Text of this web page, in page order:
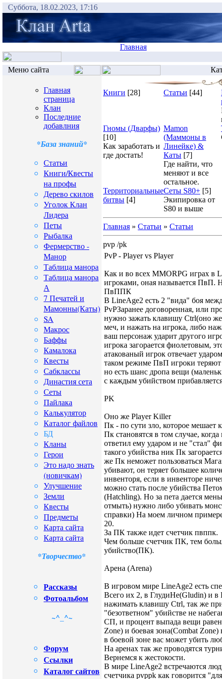
Суббота, 18.02.2023, 17:16
Главная
Меню сайта
Главная
страница
Клан
Последние
добавлния
*База знаний*
Статьи
Книги/Квесты
на профы
Дерево скилов
Уголок Клан
Лидера
Петы
Рыбалка
Фермерство -
Манор
Таблица манора
Таблица манора
А
7 Печатей и
Мамонны(Каты)
SA
Макрос
Баффы
Камалока
Квесты
Сабклассы
Династия сета
Сеты
Пайлака
Калькулятор
Каталог файлов
БД
Кланы
Герои
Это надо знать
(новичкам)
Улучшение
Земли
Квесты
Предметы
Карта сайта
Карта сайта
*Творчество*
Рассказы
Фотоальбом
~^_^~
Форум
Сcылки
Каталог сайтов
Книги [28] Статьи [44]
Гномы (Дварфы)
[10]
Как заработать и
где достать!
Mamon
(Маммоны в
Линейке) &
Каты [7]
Где найти, что
меняют и все
остальное.
Территориальные
битвы [4]
Сеты S80+ [5]
Экипировка от
S80 и выше
Главная » Статьи » Статьи
pvp /pk
PvP - Player vs Player
Как и во всех MMORPG играх в
игроками, оная называется ПвП.
ПвППК
В LineAge2 есть 2 "вида" боя
PvPЗаранее договоренная, или
нужно зажать клавишу Ctrl(оно же
меч, и нажать на игрока, либо
ваш персонаж ударит другого
игрока загорается фиолетовым,
атакованый игрок отвечает
таком режиме ПвП игроки
но есть шанс дропа вещи
с каждым убийством
PK
Оно же Player Killer
Пк - по сути зло, которое мешает
Пк становятся в том случае,
ответил ему ударом и не "стал"
такого убийства ник Пк
же Пк неможет пользоваться
убивают, он теряет большее
инвенторя, если в инвенторе
можно стать после убийства
(Hatchling). Но за пета дается
отмыть) нужно либо убивать
справки) На моем личном
20.
За ПК также идет счетчик пвппк.
Чем больше счетчик ПК, тем
убийство(ПК).
Арена (Arena)
В игровом мире LineAge2 есть
Всего их 2, в ГлудиНе(Gludin) и в
нажимать клавишу Ctrl, так же
"безответном" убийстве не
СП, и процент выпада вещи равен
Zone) и боевая зона(Combat
в боевой зоне вас может убить
На аренах так же проводятся
Вернемся к жестокости.
В мире LineAge2 встречаются
счетчика pvppk как говорится